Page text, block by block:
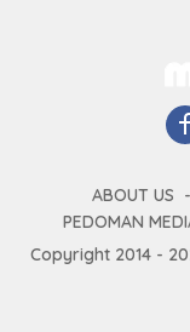
ABOUT US
PEDOMAN
Copyright 2014 -